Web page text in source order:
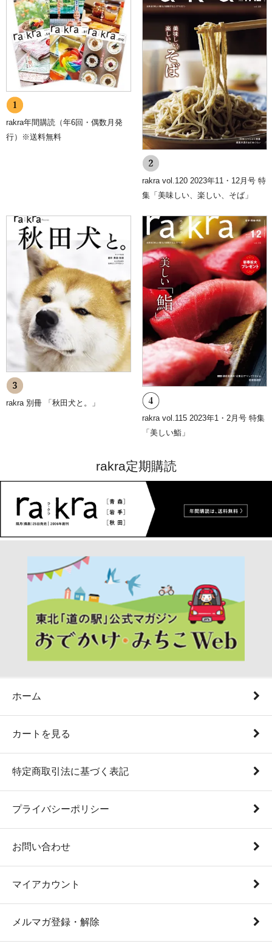
rakra年間購読（年6回・偶数月発
行）※送料無料
rakra vol.120 2023年11・12月号 特
集「美味しい、楽しい、そば」
rakra 別冊 「秋田犬と。」
rakra vol.115 2023年1・2月号 特集
「美しい鮨」
rakra定期購読
ホーム
カートを見る
特定商取引法に基づく表記
プライバシーポリシー
お問い合わせ
マイアカウント
メルマガ登録・解除